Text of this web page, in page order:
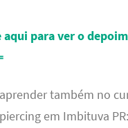
para ver o
também no
em Imbituva PR: